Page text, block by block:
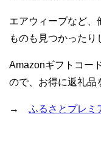
エアウィーブなど、
ものも見つかったり
Amazonギフトコー
ので、お得に返礼品
→ ふるさとプレミ